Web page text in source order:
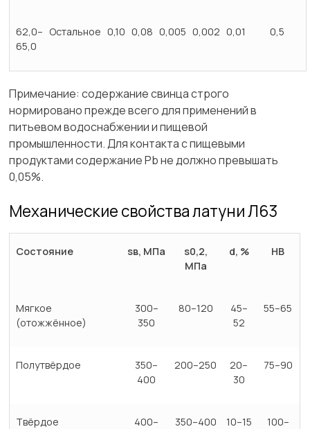
62,0–
65,0
Остальное 0,10 0,08 0,005 0,002 0,01 0,5
Примечание: содержание свинца строго
нормировано прежде всего для применений в
питьевом водоснабжении и пищевой
промышленности. Для контакта с пищевыми
продуктами содержание Pb не должно превышать
0,05%.
Механические свойства латуни Л63
Состояние sв, МПа
s0,2,
МПа
d, % HB
Мягкое
(отожжённое)
300–
350
80–120
45–
52
55–65
Полутвёрдое
350–
400
200–250
20–
30
75–90
Твёрдое
400–
350–400 10–15
100–